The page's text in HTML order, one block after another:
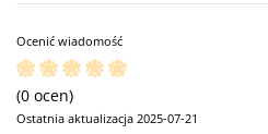
Ocenić wiadomość
(0 ocen)
Ostatnia aktualizacja 2025-07-21